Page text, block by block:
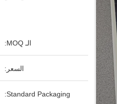
الـ MOQ:
السعر:
Standard Packaging: